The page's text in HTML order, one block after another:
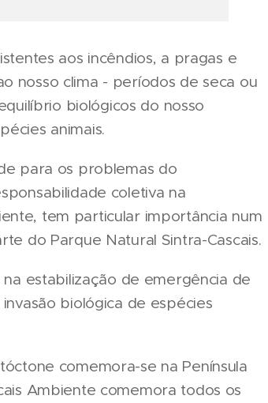
aos incêndios, a pragas e
nosso clima - períodos de seca ou
biológicos do nosso
animais.
para os problemas do
coletiva na
tem particular importância num
do Parque Natural Sintra-Cascais.
estabilização de emergência de
biológica de espécies
comemora-se na Península
Ambiente comemora todos os